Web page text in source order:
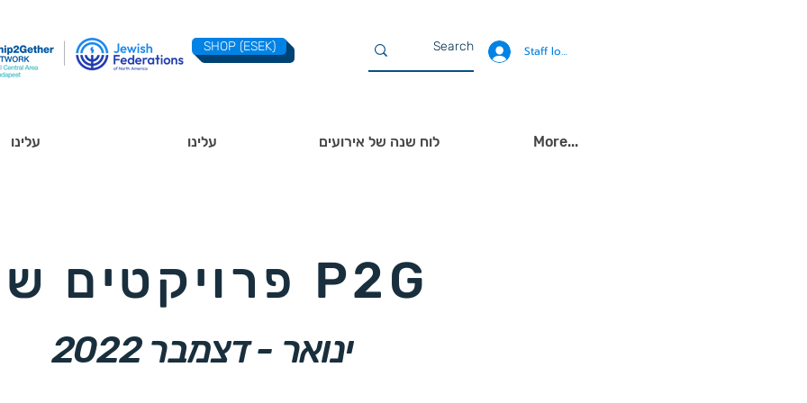
SHOP (ESEK) Staff login
עלינו עלינו לוח שנה של אירועים More...
פרויקטים של P2G
ינואר - דצמבר 2022